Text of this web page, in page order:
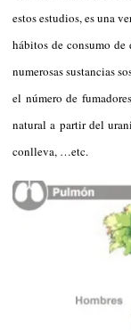
estos estudios, es una
hábitos de consumo
numerosas sustancias
el número de
natural a partir del
conlleva, …etc.